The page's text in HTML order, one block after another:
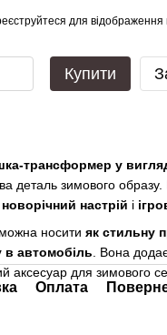
для відображення
Купити
трансформер у
деталь зимового
новорічний настрій і
носити як стильну
в автомобіль. Вона
аксесуар для зимового
Оплата